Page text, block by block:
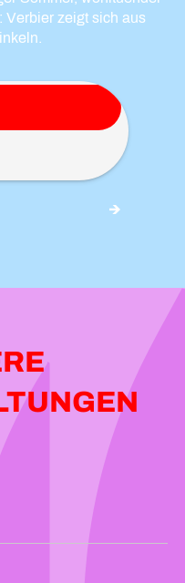
Verbier zeigt sich aus
UND